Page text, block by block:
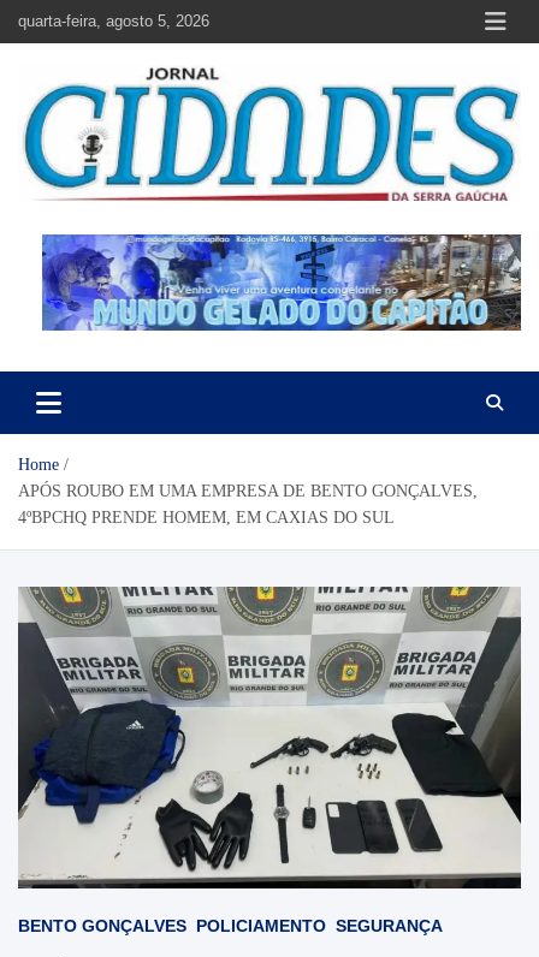
quarta-feira, agosto 5, 2026
Jornal Cidades da Serra Gaúcha
Home
APÓS ROUBO EM UMA EMPRESA DE BENTO GONÇALVES,
4ºBPCHQ PRENDE HOMEM, EM CAXIAS DO SUL
BENTO GONÇALVES POLICIAMENTO SEGURANÇA